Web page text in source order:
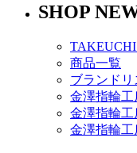
SHOP
商品一覧
ブランドリ
金澤指輪
金澤指輪工
金澤指輪